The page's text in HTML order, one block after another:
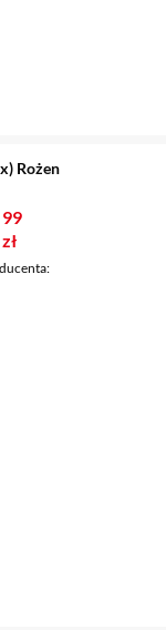
Rożen
99
zł